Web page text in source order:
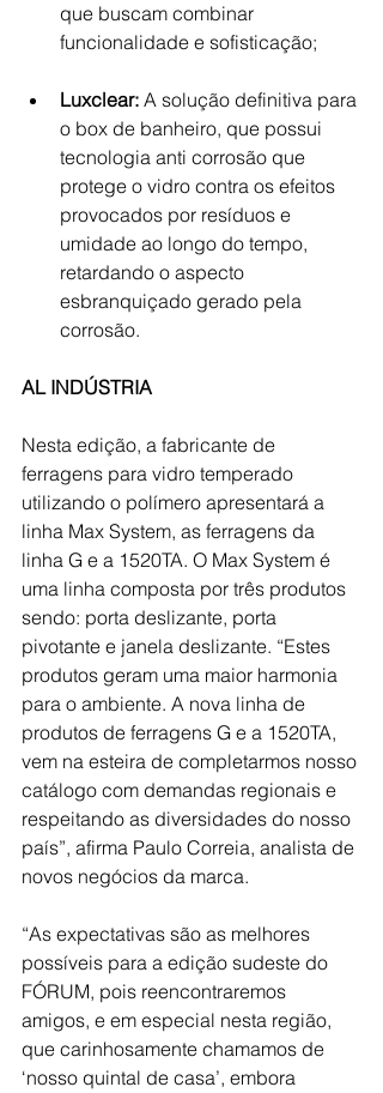
que buscam combinar
funcionalidade e sofisticação;
Luxclear: A solução definitiva para
o box de banheiro, que possui
tecnologia anti corrosão que
protege o vidro contra os efeitos
provocados por resíduos e
umidade ao longo do tempo,
retardando o aspecto
esbranquiçado gerado pela
corrosão.
AL INDÚSTRIA
Nesta edição, a fabricante de
ferragens para vidro temperado
utilizando o polímero apresentará a
linha Max System, as ferragens da
linha G e a 1520TA. O Max System é
uma linha composta por três produtos
sendo: porta deslizante, porta
pivotante e janela deslizante. “Estes
produtos geram uma maior harmonia
para o ambiente. A nova linha de
produtos de ferragens G e a 1520TA,
vem na esteira de completarmos nosso
catálogo com demandas regionais e
respeitando as diversidades do nosso
país”, afirma Paulo Correia, analista de
novos negócios da marca.
“As expectativas são as melhores
possíveis para a edição sudeste do
FÓRUM, pois reencontraremos
amigos, e em especial nesta região,
que carinhosamente chamamos de
‘nosso quintal de casa’, embora